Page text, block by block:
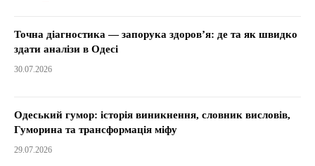
Точна діагностика — запорука здоров’я: де та як швидко
здати аналізи в Одесі
30.07.2026
Одеський гумор: історія виникнення, словник висловів,
Гуморина та трансформація міфу
29.07.2026